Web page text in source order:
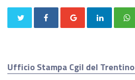
Ufficio Stampa Cgil del Trentino